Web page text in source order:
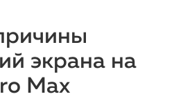
экрана на
Max